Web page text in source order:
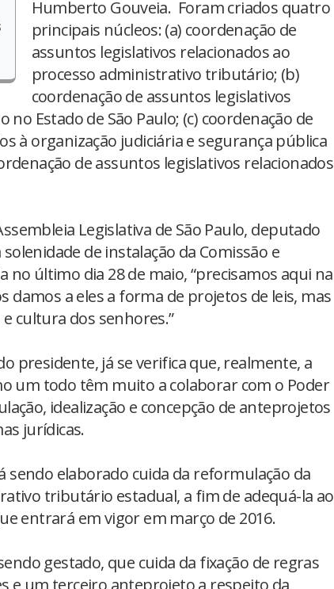
Humberto Gouveia. Foram criados quatro
principais núcleos: (a) coordenação de
assuntos legislativos relacionados ao
processo administrativo tributário; (b)
coordenação de assuntos legislativos
Estado de São Paulo; (c) coordenação de
à organização judiciária e segurança pública
de assuntos legislativos relacionados
Legislativa de São Paulo, deputado
de instalação da Comissão e
último dia 28 de maio, “precisamos aqui na
damos a eles a forma de projetos de leis, mas
cultura dos senhores.”
presidente, já se verifica que, realmente, a
um todo têm muito a colaborar com o Poder
idealização e concepção de anteprojetos
jurídicas.
elaborado cuida da reformulação da
tributário estadual, a fim de adequá-la ao
entrará em vigor em março de 2016.
gestado, que cuida da fixação de regras
e um terceiro anteprojeto a respeito da